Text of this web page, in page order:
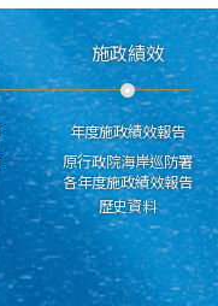
施政績效
年度施政績效報告
原行政院海岸巡防署
各年度施政績效報告
歷史資料